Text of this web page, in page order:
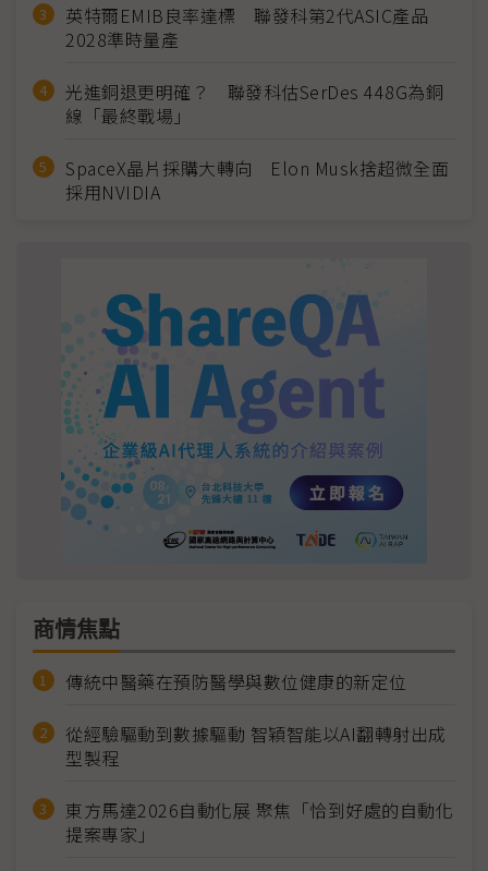
英特爾EMIB良率達標 聯發科第2代ASIC產品
2028準時量產
光進銅退更明確？ 聯發科估SerDes 448G為銅
線「最終戰場」
SpaceX晶片採購大轉向 Elon Musk捨超微全面
採用NVIDIA
商情焦點
傳統中醫藥在預防醫學與數位健康的新定位
從經驗驅動到數據驅動 智穎智能以AI翻轉射出成
型製程
東方馬達2026自動化展 聚焦「恰到好處的自動化
提案專家」